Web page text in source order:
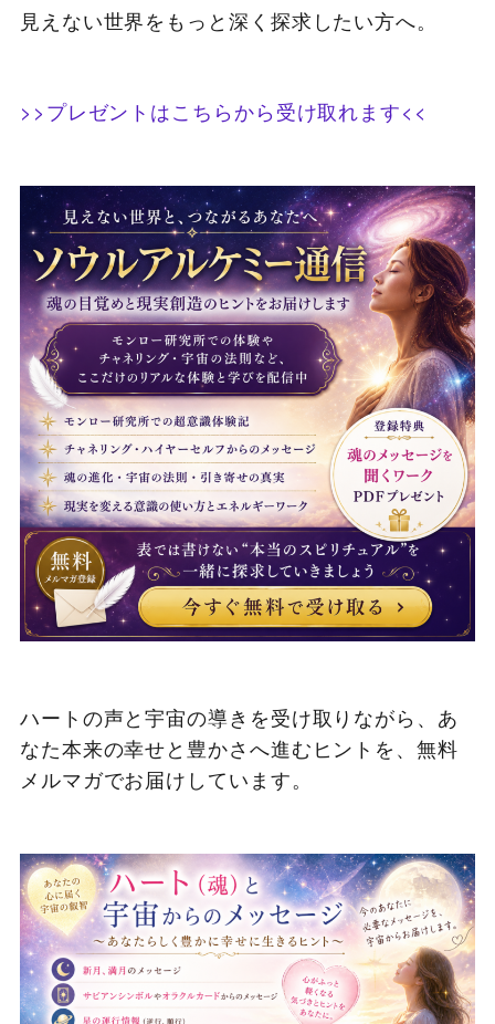
見えない世界をもっと深く探求したい方へ。
>>プレゼントはこちらから受け取れます<<
ハートの声と宇宙の導きを受け取りながら、あ
なた本来の幸せと豊かさへ進むヒントを、無料
メルマガでお届けしています。